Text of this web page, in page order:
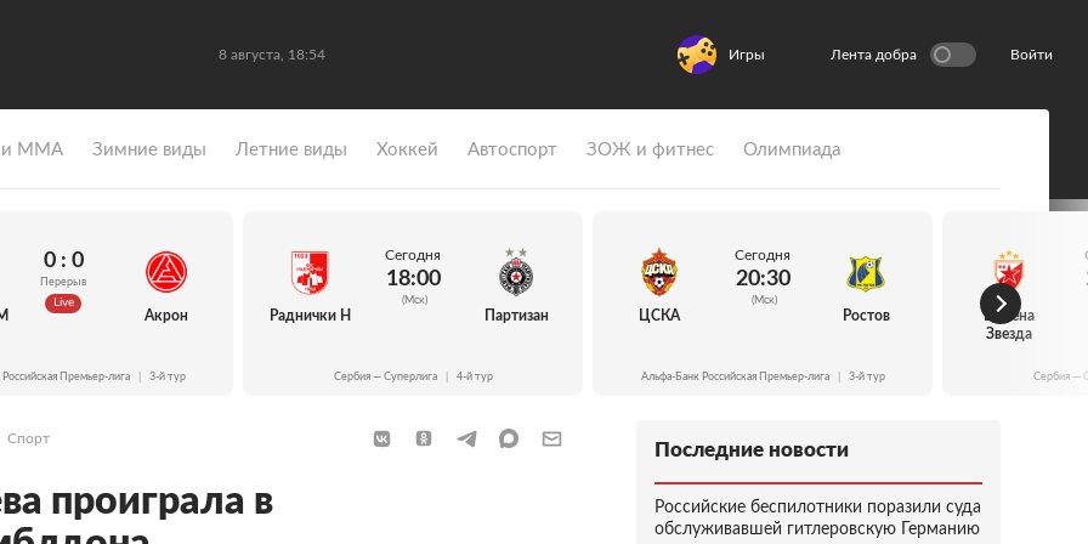
8 августа, 18:54 Игры Лента добра Войти
и ММА Зимние виды Летние виды Хоккей Автоспорт ЗОЖ и фитнес Олимпиада
0 : 0
Перерыв
Live
Акрон
Премьер-лига 3-й тур
Раднички Н
Сегодня
18:00
(Мск)
Партизан
Сербия — Суперлига 4-й тур
ЦСКА
Сегодня
20:30
(Мск)
Ростов
Альфа-Банк Российская Премьер-лига 3-й тур
Црвена
Звезда
Сербия —
Спорт
проиграла в
Последние новости
Российские беспилотники поразили суда
обслуживавшей гитлеровскую Германию